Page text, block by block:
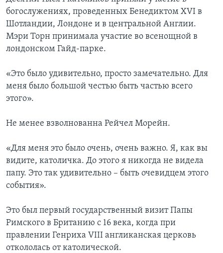
богослужениях, проведенных Бенедиктом XVI в
Шотландии, Лондоне и в центральной Англии.
Мэри Торн принимала участие во всенощной в
лондонском Гайд-парке.
«Это было удивительно, просто замечательно. Для
меня было большой честью быть частью всего
этого».
Не менее взволнованна Рейчел Морейн.
«Для меня это было очень, очень важно. Я, как вы
видите, католичка. До этого я никогда не видела
папу. Это так удивительно – быть очевидцем этого
события».
Это был первый государственный визит Папы
Римского в Британию с 16 века, когда при
правлении Генриха VIII англиканская церковь
откололась от католической.